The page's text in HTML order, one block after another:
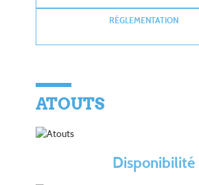
RÉGLEMENTATION
ATOUTS
Disponibilité